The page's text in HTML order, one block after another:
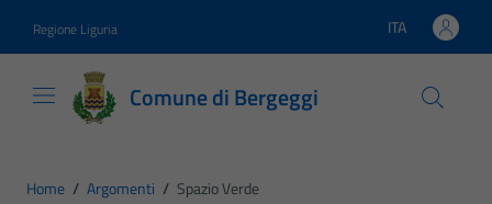
Regione Liguria Lingua attiva:
ITA
Comune di Bergeggi
Home / Argomenti / Spazio Verde